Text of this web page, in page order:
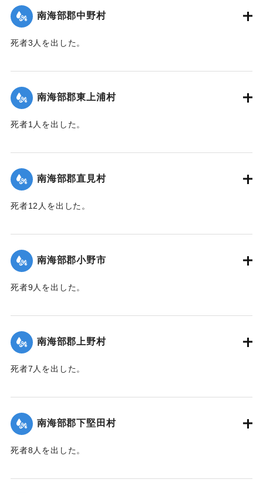
｜固有コード: 00481066
南海部郡中野村
死者3人を出した。
｜固有コード: 00481058
南海部郡東上浦村
死者1人を出した。
｜固有コード: 00481059
南海部郡直見村
死者12人を出した。
｜固有コード: 00481060
南海部郡小野市
死者9人を出した。
｜固有コード: 00481061
南海部郡上野村
死者7人を出した。
｜固有コード: 00481054
南海部郡下堅田村
死者8人を出した。